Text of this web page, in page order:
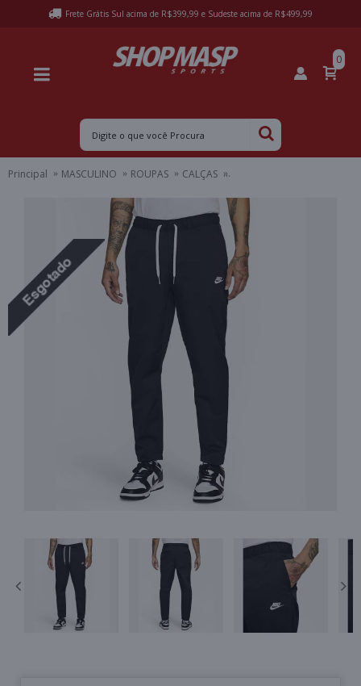
Frete Grátis Sul acima de R$399,99 e Sudeste acima de R$499,99
0
Principal MASCULINO ROUPAS CALÇAS